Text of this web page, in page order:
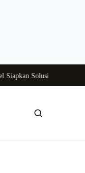
Solusi Krisis